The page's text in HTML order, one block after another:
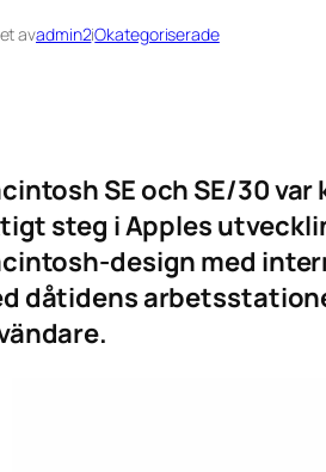
avadmin2iOkategoriserade
SE och SE/30
steg i Apples
design med
dåtidens